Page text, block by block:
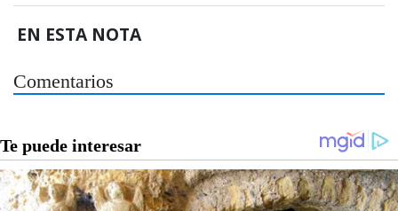
EN ESTA NOTA
Comentarios